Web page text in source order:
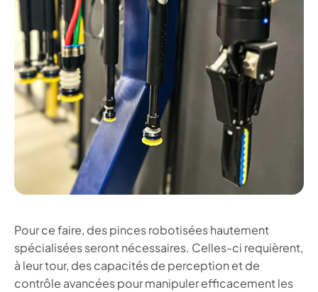
Pour ce faire, des pinces robotisées hautement
spécialisées seront nécessaires. Celles-ci requièrent,
à leur tour, des capacités de perception et de
contrôle avancées pour manipuler efficacement les